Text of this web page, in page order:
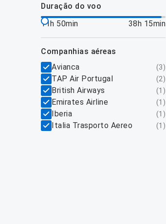
duração do voo
11h 50min
38h 15min
companhias aéreas
Avianca
(3)
TAP Air Portugal (2)
British Airways (1 )
Emirates Airline (1 )
Iberia (1 )
Italia Trasporto Aereo (1 )